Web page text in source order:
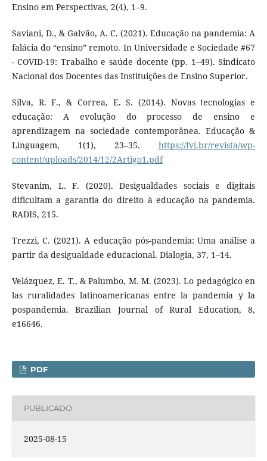
Ensino em Perspectivas, 2(4), 1–9.
Saviani, D., & Galvão, A. C. (2021). Educação na pandemia: A
falácia do “ensino” remoto. In Universidade e Sociedade #67
- COVID-19: Trabalho e saúde docente (pp. 1–49). Sindicato
Nacional dos Docentes das Instituições de Ensino Superior.
Silva, R. F., & Correa, E. S. (2014). Novas tecnologias e
educação: A evolução do processo de ensino e
aprendizagem na sociedade contemporânea. Educação &
Linguagem, 1(1), 23–35.https://fvj.br/revista/wp-
content/uploads/2014/12/2Artigo1.pdf
Stevanim, L. F. (2020). Desigualdades sociais e digitais
dificultam a garantia do direito à educação na pandemia.
RADIS, 215.
Trezzi, C. (2021). A educação pós-pandemia: Uma análise a
partir da desigualdade educacional. Dialogia, 37, 1–14.
Velázquez, E. T., & Palumbo, M. M. (2023). Lo pedagógico en
las ruralidades latinoamericanas entre la pandemia y la
pospandemia. Brazilian Journal of Rural Education, 8,
e16646.
PDF
PUBLICADO
2025-08-15